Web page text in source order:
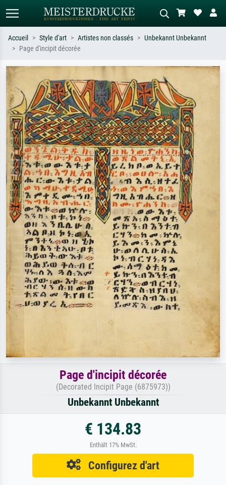
Recherchez par artiste, titre ou style –
ex. Monet, Nuit étoilée,
impressionnisme, vague de Hokusai,
nu.
Décrivez la scène – ex. prairie verte,
abstrait avec beaucoup de rouge,
tableau sombre, nu debout près d'un
arbre.
Accueil Style d'art Artistes non classés
Unbekannt Unbekannt
Page d'incipit décorée
Page d'incipit décorée
(Decorated Incipit Page (6875973))
Unbekannt Unbekannt
€ 134.83
Enthält 17% MwSt.
Configurez d'art